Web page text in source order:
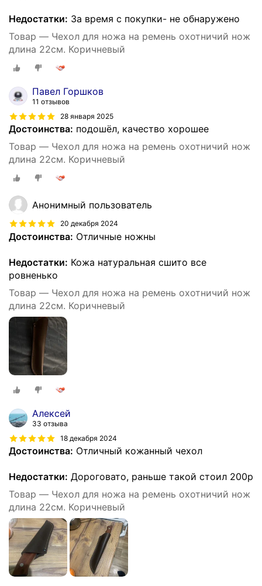
Недостатки: За время с покупки- не обнаружено
Товар — Чехол для ножа на ремень охотничий нож
длина 22см. Коричневый
Павел Горшков
11 отзывов
28 января 2025
Достоинства: подошёл, качество хорошее
Товар — Чехол для ножа на ремень охотничий нож
длина 22см. Коричневый
Анонимный пользователь
20 декабря 2024
Достоинства: Отличные ножны
Недостатки: Кожа натуральная сшито все
ровненько
Товар — Чехол для ножа на ремень охотничий нож
длина 22см. Коричневый
Алексей
33 отзыва
18 декабря 2024
Достоинства: Отличный кожанный чехол
Недостатки: Дороговато, раньше такой стоил 200р
Товар — Чехол для ножа на ремень охотничий нож
длина 22см. Коричневый